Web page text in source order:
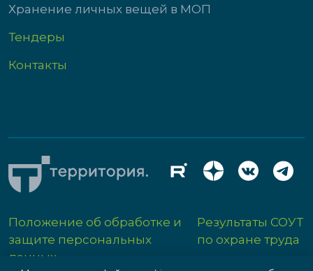
Хранение личных вещей в МОП
Тендеры
Контакты
Положение об обработке и
защите персональных
данных
Результаты СОУТ
по охране труда